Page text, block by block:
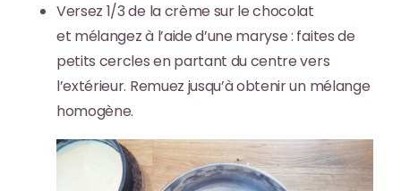
Versez 1/3 de la crème sur le chocolat
et mélangez à l’aide d’une maryse : faites de
petits cercles en partant du centre vers
l’extérieur. Remuez jusqu’à obtenir un mélange
homogène.